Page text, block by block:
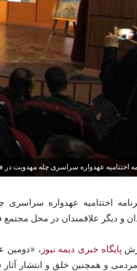
اختتامیه عهدواره سراسری چله مهدویت در
اختتامیه عهدواره
و دیگر علاقمندان در محل
پایگاه خبری دیمه نیوز ، «دومین
و همچنین خلق و انتشار